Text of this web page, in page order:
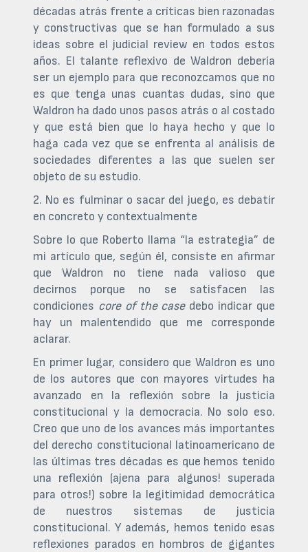
décadas atrás frente a críticas bien razonadas
y constructivas que se han formulado a sus
ideas sobre el judicial review en todos estos
años. El talante reflexivo de Waldron debería
ser un ejemplo para que reconozcamos que no
es que tenga unas cuantas dudas, sino que
Waldron ha dado unos pasos atrás o al costado
y que está bien que lo haya hecho y que lo
haga cada vez que se enfrenta al análisis de
sociedades diferentes a las que suelen ser
objeto de su estudio.
2. No es fulminar o sacar del juego, es debatir
en concreto y contextualmente
Sobre lo que Roberto llama “la estrategia” de
mi artículo que, según él, consiste en afirmar
que Waldron no tiene nada valioso que
decirnos porque no se satisfacen las
condiciones core of the casedebo indicar que
hay un malentendido que me corresponde
aclarar.
En primer lugar, considero que Waldron es uno
de los autores que con mayores virtudes ha
avanzado en la reflexión sobre la justicia
constitucional y la democracia. No solo eso.
Creo que uno de los avances más importantes
del derecho constitucional latinoamericano de
las últimas tres décadas es que hemos tenido
una reflexión (ajena para algunos! superada
para otros!) sobre la legitimidad democrática
de nuestros sistemas de justicia
constitucional. Y además, hemos tenido esas
reflexiones parados en hombros de gigantes